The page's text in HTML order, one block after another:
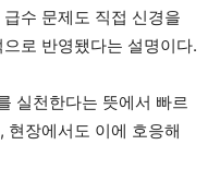
수 문제도 직접 신경을
로 반영됐다는 설명이다.
실천한다는 뜻에서 빠르
현장에서도 이에 호응해